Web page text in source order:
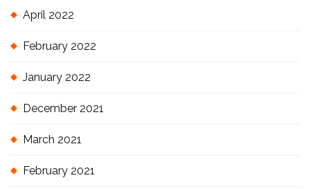
April 2022
February 2022
January 2022
December 2021
March 2021
February 2021